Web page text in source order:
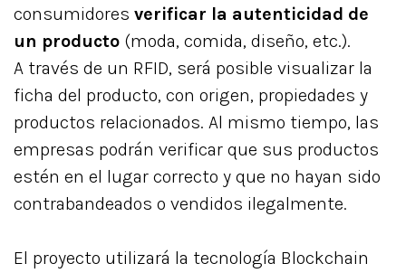
consumidores verificar la autenticidad de
un producto (moda, comida, diseño, etc.).
A través de un RFID, será posible visualizar la
ficha del producto, con origen, propiedades y
productos relacionados. Al mismo tiempo, las
empresas podrán verificar que sus productos
estén en el lugar correcto y que no hayan sido
contrabandeados o vendidos ilegalmente.
El proyecto utilizará la tecnología Blockchain